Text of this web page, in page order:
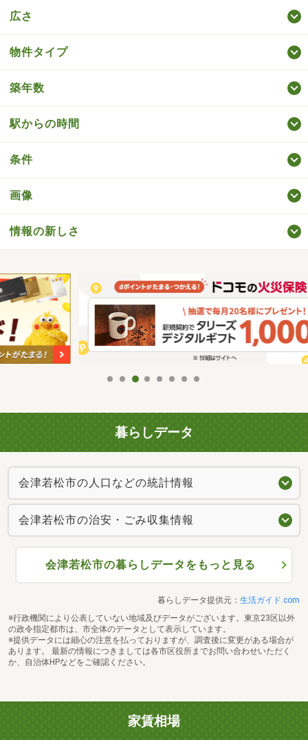
広さ
物件タイプ
築年数
駅からの時間
条件
画像
情報の新しさ
暮らしデータ
会津若松市の人口などの統計情報
会津若松市の治安・ごみ収集情報
会津若松市の暮らしデータをもっと見る
暮らしデータ提供元： 生活ガイド.com
※行政機関により公表していない地域及びデータがございます。東京23区以外
の政令指定都市は、市全体のデータとして表示しています。
※提供データには細心の注意を払っておりますが、調査後に変更がある場合が
あります。 最新の情報につきましては各市区役所までお問い合わせいただく
か、自治体HPなどをご確認ください。
家賃相場